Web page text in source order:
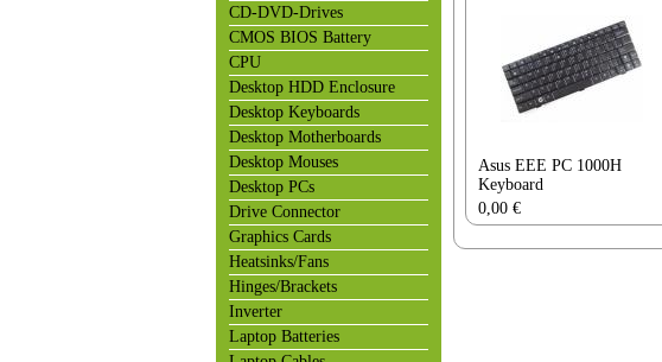
CD-DVD-Drives
CMOS BIOS Battery
CPU
Desktop HDD Enclosure
Desktop Keyboards
Desktop Motherboards
Desktop Mouses
Desktop PCs
Drive Connector
Graphics Cards
Heatsinks/Fans
Hinges/Brackets
Inverter
Laptop Batteries
Asus EEE PC 1000H
Keyboard
0,00 €